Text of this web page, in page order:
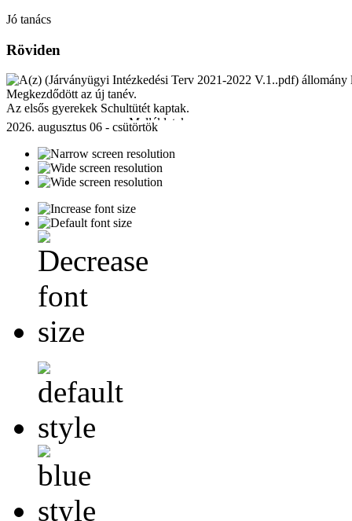
Jó tanács
Röviden
Megkezdődött az új tanév.
Az elsős gyerekek Schultütét kaptak.
Mellékletek:
2026. augusztus 06 - csütörtök